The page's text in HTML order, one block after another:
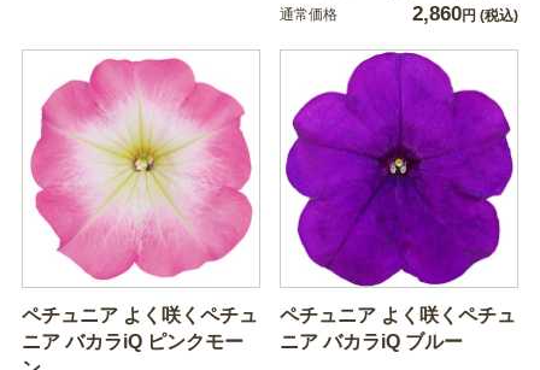
通常価格 2,860円 (税込)
ペチュニア よく咲くペチュ
ニア バカラiQ ピンクモー
ペチュニア よく咲くペチュ
ニア バカラiQ ブルー